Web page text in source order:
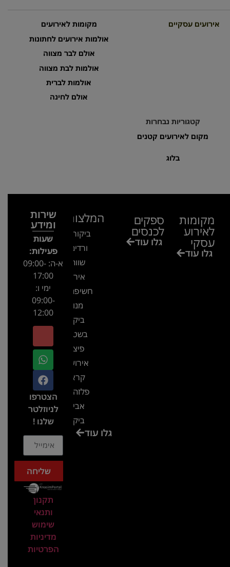
אירועים עסקיים
מקומות לאירועים
אולמות אירועים לחתונות
אולם לבר מצווה
אולמות לבת מצווה
אולמות לברית
אולם לחינה
קטגוריות נבחרות
מקום לאירועים קטנים
בלוג
מקומות
לאירוע
עסקי
גלו עוד
ספקים
לכנסים
גלו עוד
המלצות
ביקור בגן
ורדים –
שווה!!
אירוע
חשיפה- זיו
מנור
ביקור
בשטח-
פיצ'ר
אירועים
קראון
פלזה תל
אביב-
ביקור
בכנס
המסחרי
גלו עוד
שירות
ומידע
שעות
פעילות:
א-ה: 09:00-
17:00
ימי ו:
09:00-
12:00
הצטרפו
לניוזלטר
שלנו !
שליחה
תקנון
ותנאי
שימוש
מדיניות
הפרטיות